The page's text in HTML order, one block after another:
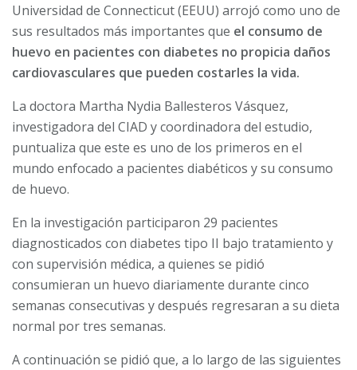
Universidad de Connecticut (EEUU) arrojó como uno de
sus resultados más importantes que el consumo de
huevo en pacientes con diabetes no propicia daños
cardiovasculares que pueden costarles la vida.
La doctora Martha Nydia Ballesteros Vásquez,
investigadora del CIAD y coordinadora del estudio,
puntualiza que este es uno de los primeros en el
mundo enfocado a pacientes diabéticos y su consumo
de huevo.
En la investigación participaron 29 pacientes
diagnosticados con diabetes tipo II bajo tratamiento y
con supervisión médica, a quienes se pidió
consumieran un huevo diariamente durante cinco
semanas consecutivas y después regresaran a su dieta
normal por tres semanas.
A continuación se pidió que, a lo largo de las siguientes